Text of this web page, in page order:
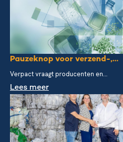
Pauzeknop voor verzend-,...
Verpact vraagt producenten en...
Lees meer